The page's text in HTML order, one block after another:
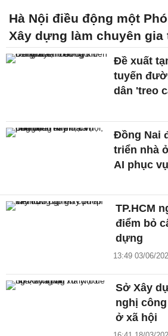
Hà Nội điều động một
Xây dựng làm chuyên gia
Đề xuất
tuyến
dân 'treo
Đồng Nai
triển nhà
AI phục
TP.HCM
điểm bỏ
dựng
13:49 03/06/
Sở Xây
nghị
ở xã hội